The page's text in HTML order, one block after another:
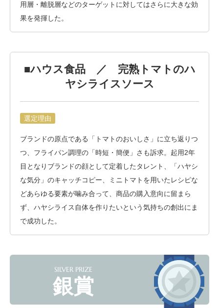
用層・離脱層などのターゲットに対してはさらに大きな効
果を発揮した。
■ハウス食品 ／ 完熟トマトのハ
ヤシライスソース
選定理由
ブランドの原点である「トマトのおいしさ」に立ち返りつ
つ、フライパン調理の「時短・簡便」さも訴求。起用2年
目となりブランドの顔として定着したタレント、「ハヤシ
な気分」のキャッチコピー、ミニトマトを用いたレシピな
どあらゆる要素が噛み合って、商品の購入意向に留まら
ず、ハヤシライス自体を作りたいという気持ちの創出にま
で成功した。
SILVER PRIZE
銀賞